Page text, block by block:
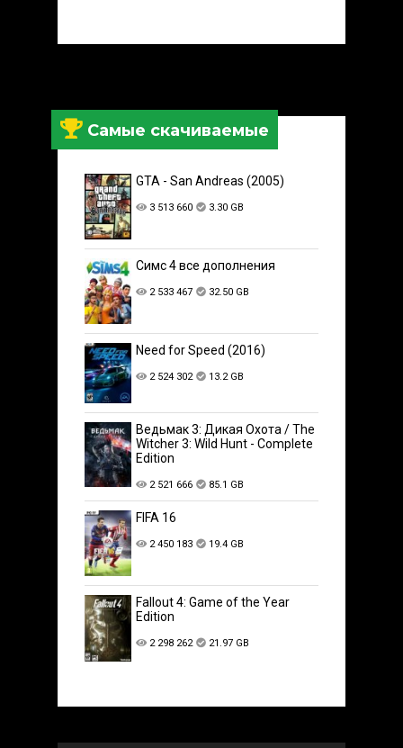
Самые скачиваемые
GTA - San Andreas (2005)
3 513 660 3.30 GB
Симс 4 все дополнения
2 533 467 32.50 GB
Need for Speed (2016)
2 524 302 13.2 GB
Ведьмак 3: Дикая Охота / The
Witcher 3: Wild Hunt - Complete
Edition
2 521 666 85.1 GB
FIFA 16
2 450 183 19.4 GB
Fallout 4: Game of the Year
Edition
2 298 262 21.97 GB